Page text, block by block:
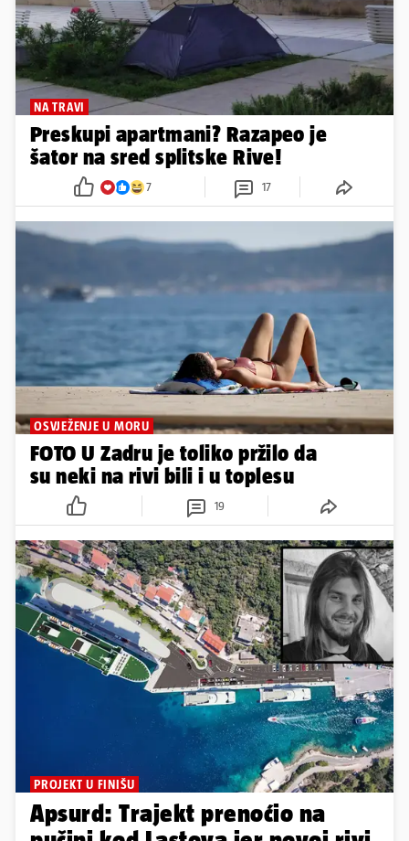
NA TRAVI
Preskupi apartmani? Razapeo je
šator na sred splitske Rive!
7 17
OSVJEŽENJE U MORU
FOTO U Zadru je toliko pržilo da
su neki na rivi bili i u toplesu
19
PROJEKT U FINIŠU
Apsurd: Trajekt prenoćio na